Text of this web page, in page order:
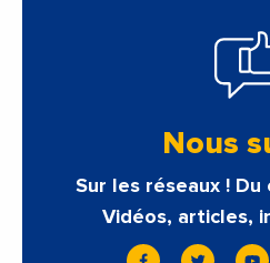
Nous
Sur les réseaux ! Du
Vidéos, articles,